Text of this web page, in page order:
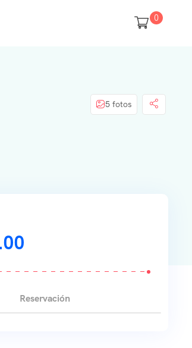
0
5 fotos
Reservación